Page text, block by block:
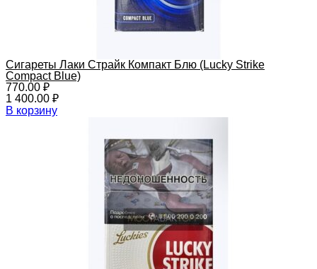
Сигареты Лаки Страйк Компакт Блю (Lucky Strike
Compact Blue)
770.00 ₽
1 400.00 ₽
В корзину